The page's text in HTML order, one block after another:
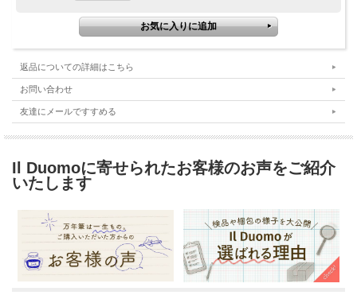
返品についての詳細はこちら
お問い合わせ
友達にメールですすめる
Il Duomoに寄せられたお客様のお声をご紹介
いたします